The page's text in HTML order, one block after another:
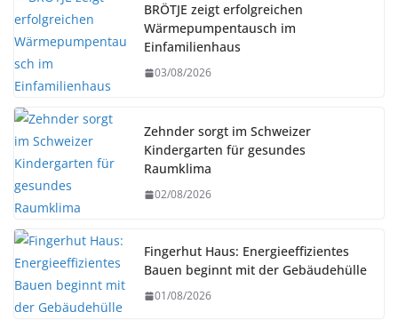
BRÖTJE zeigt erfolgreichen
Wärmepumpentausch im
Einfamilienhaus
03/08/2026
Zehnder sorgt im Schweizer
Kindergarten für gesundes
Raumklima
02/08/2026
Fingerhut Haus: Energieeffizientes
Bauen beginnt mit der Gebäudehülle
01/08/2026